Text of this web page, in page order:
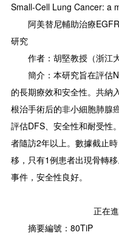
Small-Cell Lung Cancer: a
阿美替尼輔助治療
研究
作者：胡堅教授（浙江
簡介：本研究旨在評估
的長期療效和安全性。共納
根治手術后的非小細胞肺腺
評估DFS、安全性和耐受性
者隨訪2年以上。數據截止
移，只有1例患者出現骨轉
事件，安全性良好。
正在
摘要編號：80TiP